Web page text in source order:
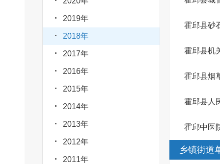
2019年
2018年
2017年
2016年
2015年
2014年
2013年
2012年
2011年
霍邱县砂
霍邱县机
霍邱县烟
霍邱县人
霍邱中医
乡镇街道